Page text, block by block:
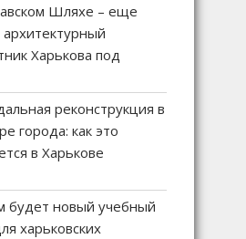
Шляхе – еще
Харькова под
реконструкция в
города: как это
в Харькове
будет новый учебный
харьковских